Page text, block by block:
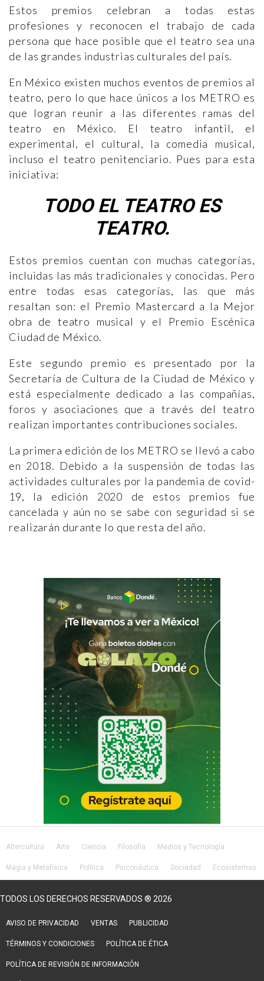
Estos premios celebran a todas estas
profesiones y reconocen el trabajo de cada
persona que hace posible que el teatro sea una
de las grandes industrias culturales del país.
En México existen muchos eventos de premios al
teatro, pero lo que hace únicos a los METRO es
que logran reunir a las diferentes ramas del
teatro en México. El teatro infantil, el
experimental, el cultural, la comedia musical,
incluso el teatro penitenciario. Pues para esta
iniciativa:
TODO EL TEATRO ES
TEATRO.
Estos premios cuentan con muchas categorías,
incluidas las más tradicionales y conocidas. Pero
entre todas esas categorías, las que más
resaltan son: el Premio Mastercard a la Mejor
obra de teatro musical y el Premio Escénica
Ciudad de México.
Este segundo premio es presentado por la
Secretaría de Cultura de la Ciudad de México y
está especialmente dedicado a las compañías,
foros y asociaciones que a través del teatro
realizan importantes contribuciones sociales.
La primera edición de los METRO se llevó a cabo
en 2018. Debido a la suspensión de todas las
actividades culturales por la pandemia de covid-
19, la edición 2020 de estos premios fue
cancelada y aún no se sabe con seguridad si se
realizarán durante lo que resta del año.
Altercultura Arte Ciencia Filosofía Medios y Tecnología
Magia y Metafísica Política Psiconáutica Sociedad Ecosistemas
TODOS LOS DERECHOS RESERVADOS ® 2026
AVISO DE PRIVACIDAD VENTAS PUBLICIDAD
TÉRMINOS Y CONDICIONES POLÍTICA DE ÉTICA
POLÍTICA DE REVISIÓN DE INFORMACIÓN